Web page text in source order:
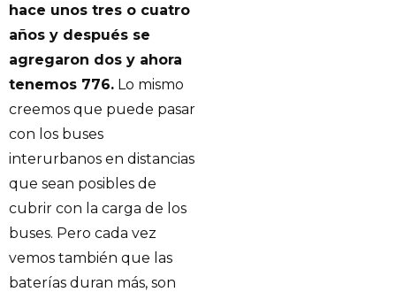
hace unos tres o cuatro
años y después se
agregaron dos y ahora
tenemos 776. Lo mismo
creemos que puede pasar
con los buses
interurbanos en distancias
que sean posibles de
cubrir con la carga de los
buses. Pero cada vez
vemos también que las
baterías duran más, son